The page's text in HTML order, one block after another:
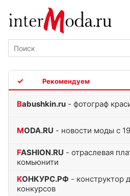
Babushkin.ru - фотограф
MODA.RU - новости моды с
FASHION.RU - отраслевая
комьюнити
КОНКУРС.РФ - конструктор
конкурсов